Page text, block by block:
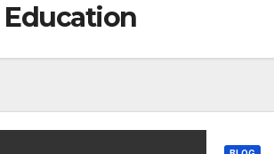
Education